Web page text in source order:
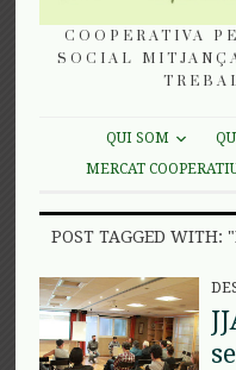
COOPERATIVA
SOCIAL
QUI SOM
MERCAT
POST TAGGED WITH: